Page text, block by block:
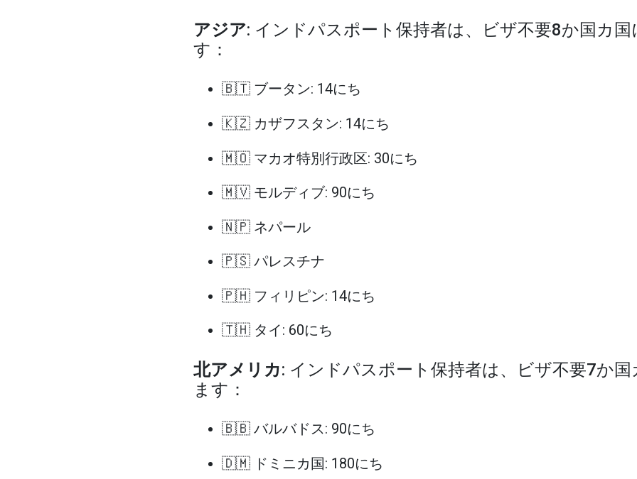
アジア: インドパスポート保持者は、ビザ不要8か国カ国
す：
🇧🇹 ブータン: 14にち
🇰🇿 カザフスタン: 14にち
🇲🇴 マカオ特別行政区: 30にち
🇲🇻 モルディブ: 90にち
🇳🇵 ネパール
🇵🇸 パレスチナ
🇵🇭 フィリピン: 14にち
🇹🇭 タイ: 60にち
北アメリカ: インドパスポート保持者は、ビザ不要7か国
ます：
🇧🇧 バルバドス: 90にち
🇩🇲 ドミニカ国: 180にち